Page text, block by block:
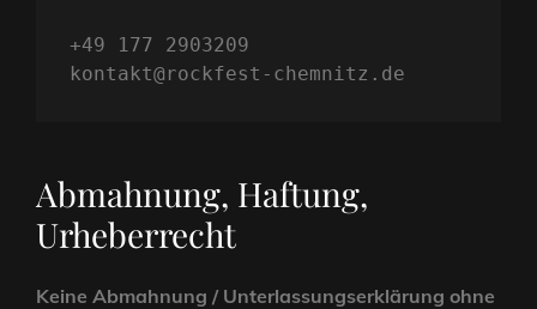
+49 177 2903209
kontakt@rockfest-chemnitz.de
Abmahnung, Haftung,
Urheberrecht
Keine Abmahnung / Unterlassungserklärung ohne